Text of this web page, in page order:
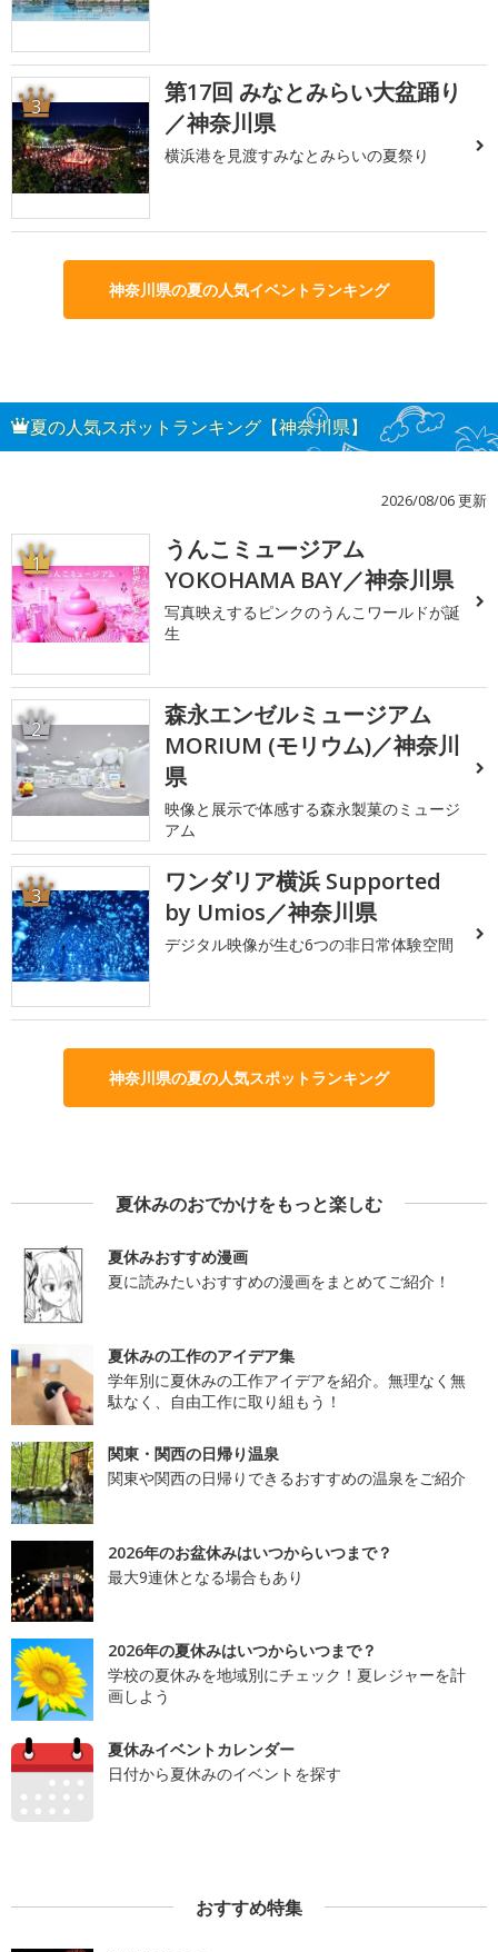
3
第17回 みなとみらい大盆踊り
／神奈川県
横浜港を見渡すみなとみらいの夏祭り
神奈川県の夏の人気イベントランキング
夏の人気スポットランキング【神奈川県】
2026/08/06 更新
1
うんこミュージアム
YOKOHAMA BAY／神奈川県
写真映えするピンクのうんこワールドが誕
生
2
森永エンゼルミュージアム
MORIUM (モリウム)／神奈川
県
映像と展示で体感する森永製菓のミュージ
アム
3
ワンダリア横浜 Supported
by Umios／神奈川県
デジタル映像が生む6つの非日常体験空間
神奈川県の夏の人気スポットランキング
夏休みのおでかけをもっと楽しむ
夏休みおすすめ漫画
夏に読みたいおすすめの漫画をまとめてご紹介！
夏休みの工作のアイデア集
学年別に夏休みの工作アイデアを紹介。無理なく無
駄なく、自由工作に取り組もう！
関東・関西の日帰り温泉
関東や関西の日帰りできるおすすめの温泉をご紹介
2026年のお盆休みはいつからいつまで？
最大9連休となる場合もあり
2026年の夏休みはいつからいつまで？
学校の夏休みを地域別にチェック！夏レジャーを計
画しよう
夏休みイベントカレンダー
日付から夏休みのイベントを探す
おすすめ特集